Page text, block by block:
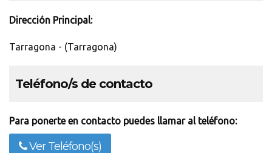
Dirección Principal:
Tarragona - (Tarragona)
Teléfono/s de contacto
Para ponerte en contacto puedes llamar al teléfono:
Ver Teléfono(s)